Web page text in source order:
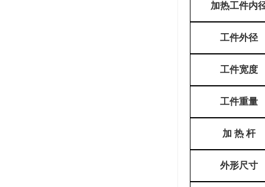
加热工件内
工件外径
工件宽度
工件重量
加 热 杆
外形尺寸